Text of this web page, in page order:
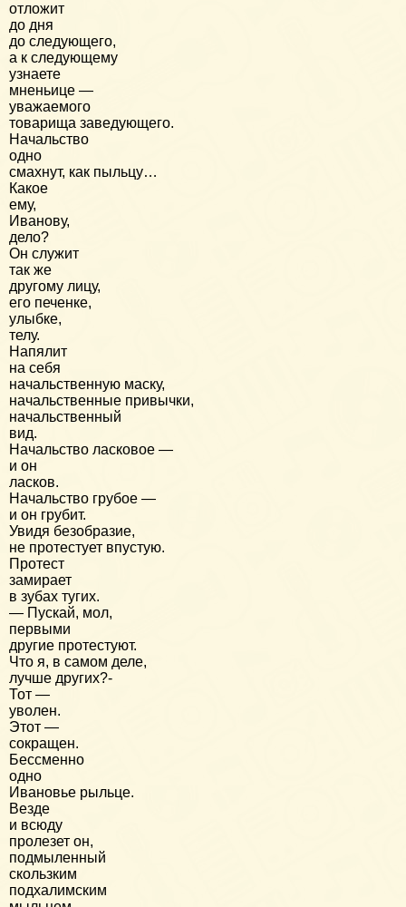
отложит
до дня
до следующего,
а к следующему
узнаете
мненьице —
уважаемого
товарища заведующего.
Начальство
одно
смахнут, как пыльцу…
Какое
ему,
Иванову,
дело?
Он служит
так же
другому лицу,
его печенке,
улыбке,
телу.
Напялит
на себя
начальственную маску,
начальственные привычки,
начальственный
вид.
Начальство ласковое —
и он
ласков.
Начальство грубое —
и он грубит.
Увидя безобразие,
не протестует впустую.
Протест
замирает
в зубах тугих.
— Пускай, мол,
первыми
другие протестуют.
Что я, в самом деле,
лучше других?-
Тот —
уволен.
Этот —
сокращен.
Бессменно
одно
Ивановье рыльце.
Везде
и всюду
пролезет он,
подмыленный
скользким
подхалимским